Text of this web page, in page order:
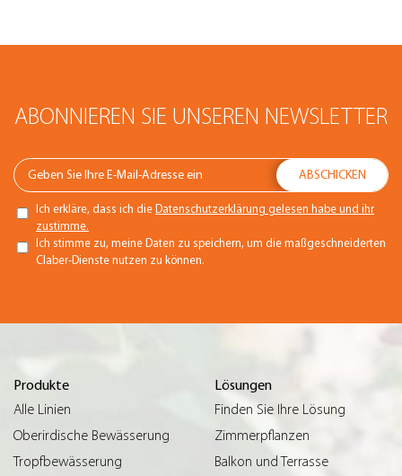
ABONNIEREN SIE UNSEREN NEWSLETTER
Ich erkläre, dass ich die Datenschutzerklärung gelesen habe und ihr
zustimme.
Ich stimme zu, meine Daten zu speichern, um die maßgeschneiderten
Claber-Dienste nutzen zu können.
Produkte
Alle Linien
Oberirdische Bewässerung
Tropfbewässerung
Lösungen
Finden Sie Ihre Lösung
Zimmerpflanzen
Balkon und Terrasse